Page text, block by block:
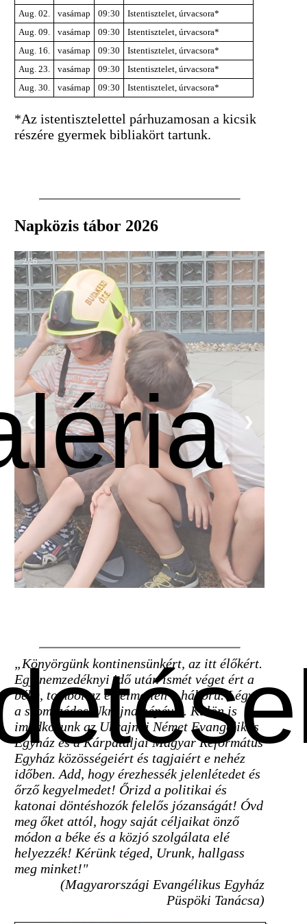
Aug. 02.
vasárnap 09:30
Istentisztelet, úrvacsora*
Aug. 09.
vasárnap 09:30
Istentisztelet, úrvacsora*
Aug. 16.
vasárnap 09:30
Istentisztelet, úrvacsora*
Aug. 23.
vasárnap 09:30
Istentisztelet, úrvacsora*
Aug. 30.
vasárnap 09:30 Istentisztelet, úrvacsora*
*Az istentisztelettel párhuzamosan a kicsik
részére gyermek bibliakört tartunk.
Napközis tábor 2026
2/26
❮ ❯
„Könyörgünk kontinensünkért, az itt élőkért.
Egy nemzedéknyi idő után ismét véget ért a
béke, tombol az értelmetlen a háború. Légy
a szomszédos Ukrajna népével. Külön is
imádkozunk az Ukrajnai Német Evangélikus
Egyház és a Kárpátaljai Magyar Református
Egyház közösségeiért és tagjaiért e nehéz
időben. Add, hogy érezhessék jelenlétedet és
őrző kegyelmedet! Őrizd a politikai és
katonai döntéshozók felelős józanságát! Óvd
meg őket attól, hogy saját céljaikat önző
módon a béke és a közjó szolgálata elé
helyezzék! Kérünk téged, Urunk, hallgass
meg minket!"
(Magyarországi Evangélikus Egyház
Püspöki Tanácsa)